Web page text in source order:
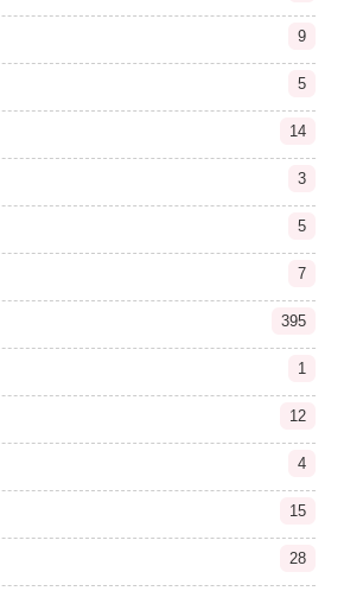
9
5
14
3
5
7
395
1
12
4
15
28